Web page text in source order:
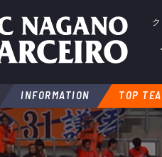
INFORMATION TOP